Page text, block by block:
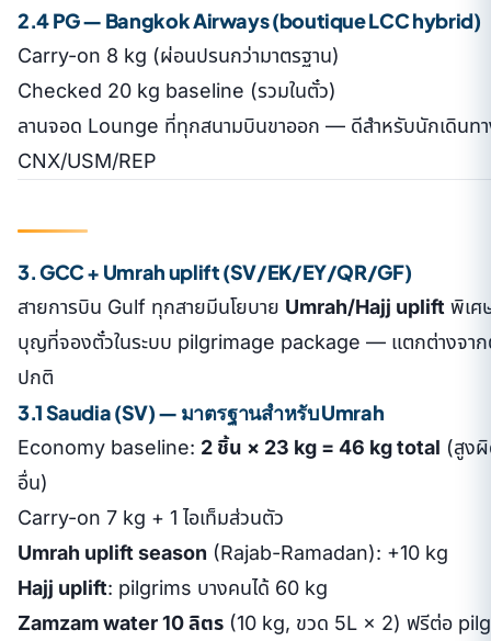
2.4 PG — Bangkok Airways (boutique LCC hybrid)
Carry-on 8 kg (ผ่อนปรนกว่ามาตรฐาน)
Checked 20 kg baseline (รวมในตั๋ว)
ลานจอด Lounge ที่ทุกสนามบินขาออก — ดีสำหรับนักเดินท
CNX/USM/REP
3. GCC + Umrah uplift (SV/EK/EY/QR/GF)
สายการบิน Gulf ทุกสายมีนโยบาย Umrah/Hajj uplift พิเศ
บุญที่จองตั๋วในระบบ pilgrimage package — แตกต่างจา
ปกติ
3.1 Saudia (SV) — มาตรฐานสำหรับ Umrah
Economy baseline: 2 ชิ้น × 23 kg = 46 kg total (สูง
อื่น)
Carry-on 7 kg + 1 ไอเท็มส่วนตัว
Umrah uplift season (Rajab-Ramadan): +10 kg
Hajj uplift: pilgrims บางคนได้ 60 kg
Zamzam water 10 ลิตร (10 kg, ขวด 5L × 2) ฟรีต่อ